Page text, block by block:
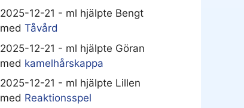
2025-12-21 - ml hjälpte Bengt
med Tåvård
2025-12-21 - ml hjälpte Göran
med kamelhårskappa
2025-12-21 - ml hjälpte Lillen
med Reaktionsspel